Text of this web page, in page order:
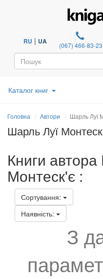
RU | UA (067) 466-83-23
Каталог книг
Головна Автори Шарль Луї
Шарль Луї
Книги
Монтеск'є :
Сортування:
Наявність:
З